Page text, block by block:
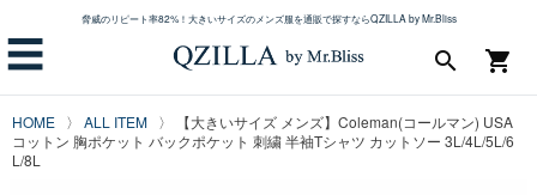
脅威のリピート率82%！大きいサイズのメンズ服を通販で探すならQZILLA by Mr.Bliss
☰ shopping_cart
search
HOME ALL ITEM
【大きいサイズ メンズ】Coleman(コールマン) USA
コットン 胸ポケット バックポケット 刺繍 半袖Tシャツ カットソー 3L/4L/5L/6
L/8L